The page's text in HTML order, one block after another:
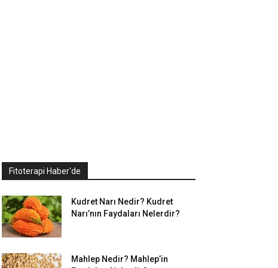
Fitoterapi Haber'de
Kudret Narı Nedir? Kudret
Narı’nın Faydaları Nelerdir?
Mahlep Nedir? Mahlep’in